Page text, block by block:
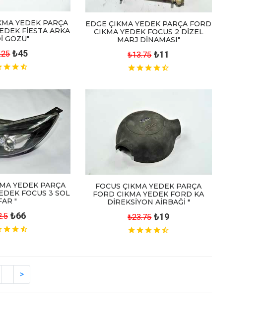
YEDEK PARÇA
FİESTA ARKA
GÖZÜ"
₺45
EDGE ÇIKMA YEDEK PARÇA FORD
CIKMA YEDEK FOCUS 2 DİZEL
MARJ DİNAMASI"
₺13.75 ₺11
YEDEK PARÇA
FOCUS 3 SOL
"
₺66
FOCUS ÇIKMA YEDEK PARÇA
FORD CIKMA YEDEK FORD KA
DİREKSİYON AİRBAĞİ "
₺23.75 ₺19